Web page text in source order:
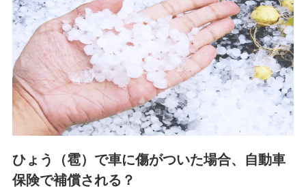
連する当社および提携会社のサービスを案内、提供するため
（なお、当社は複数の保険会社と取引があり、取得した個人
情報を取引のある他の保険会社の商品・サービスをご提案す
るために利用させていただくことがあります。）
上記に係る連絡・手続き・管理等付帯業務を行うため
3.セミナー募集サイトから取得した個人情報
各種セミナーの案内、開催のため
上記に係る連絡・手続き・管理等付帯業務を行うため
4.家族・友達紹介にて取得した個人情報
被紹介者への連絡、及び当社と取引のあるもしくは委託を受
けている保険会社・提携会社の保険その他に関する情報を提
ひょう（雹）で車に傷がついた場合、自動車
保険で補償される？